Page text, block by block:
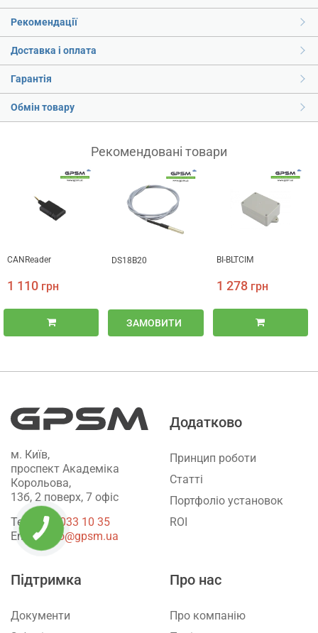
Рекомендації
Доставка і оплата
Гарантія
Обмін товару
Рекомендовані товари
CANReader
1 110 грн
DS18B20
ЗАМОВИТИ
BI-BLTCIM
1 278грн
м. Київ,
проспект Академіка
Корольова,
13б, 2 поверх, 7 офіс
Тел.:
‎080 033 10 35
Email:info@gpsm.ua
Додатково
Принцип роботи
Статті
Портфоліо установок
ROI
Підтримка
Документи
Про нас
Про компанію